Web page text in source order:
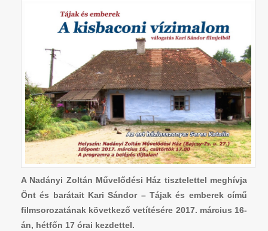
A Nadányi Zoltán Művelődési Ház tisztelettel meghívja
Önt és barátait Kari Sándor – Tájak és emberek című
filmsorozatának következő vetítésére 2017. március 16-
án, hétfőn 17 órai kezdettel.